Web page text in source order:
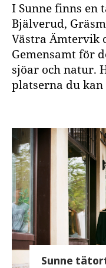
I Sunne finns en
Bjälverud,
Västra Ämtervik
Gemensamt för
sjöar och natur.
platserna du kan
Sunne